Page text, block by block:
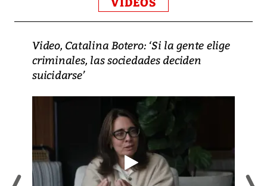
VIDEOS
Video, Catalina Botero: ‘Si la gente elige
criminales, las sociedades deciden
suicidarse’